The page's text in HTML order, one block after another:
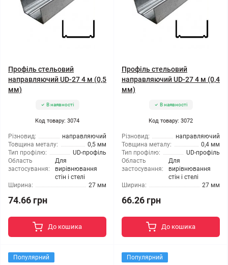
Профіль стельовий
направляючий UD-27 4 м (0,5
мм)
В наявності
Код товару: 3074
Різновид:
направляючий
Товщина металу:
0,5 мм
Тип профілю:
UD-профіль
Область
застосування:
Для
вирівнювання
стін і стелі
Ширина:
27 мм
74.66 грн
До кошика
Профіль стельовий
направляючий UD-27 4 м (0,4
мм)
В наявності
Код товару: 3072
Різновид:
направляючий
Товщина металу:
0,4 мм
Тип профілю:
UD-профіль
Область
застосування:
Для
вирівнювання
стін і стелі
Ширина:
27 мм
66.26 грн
До кошика
Популярний Популярний